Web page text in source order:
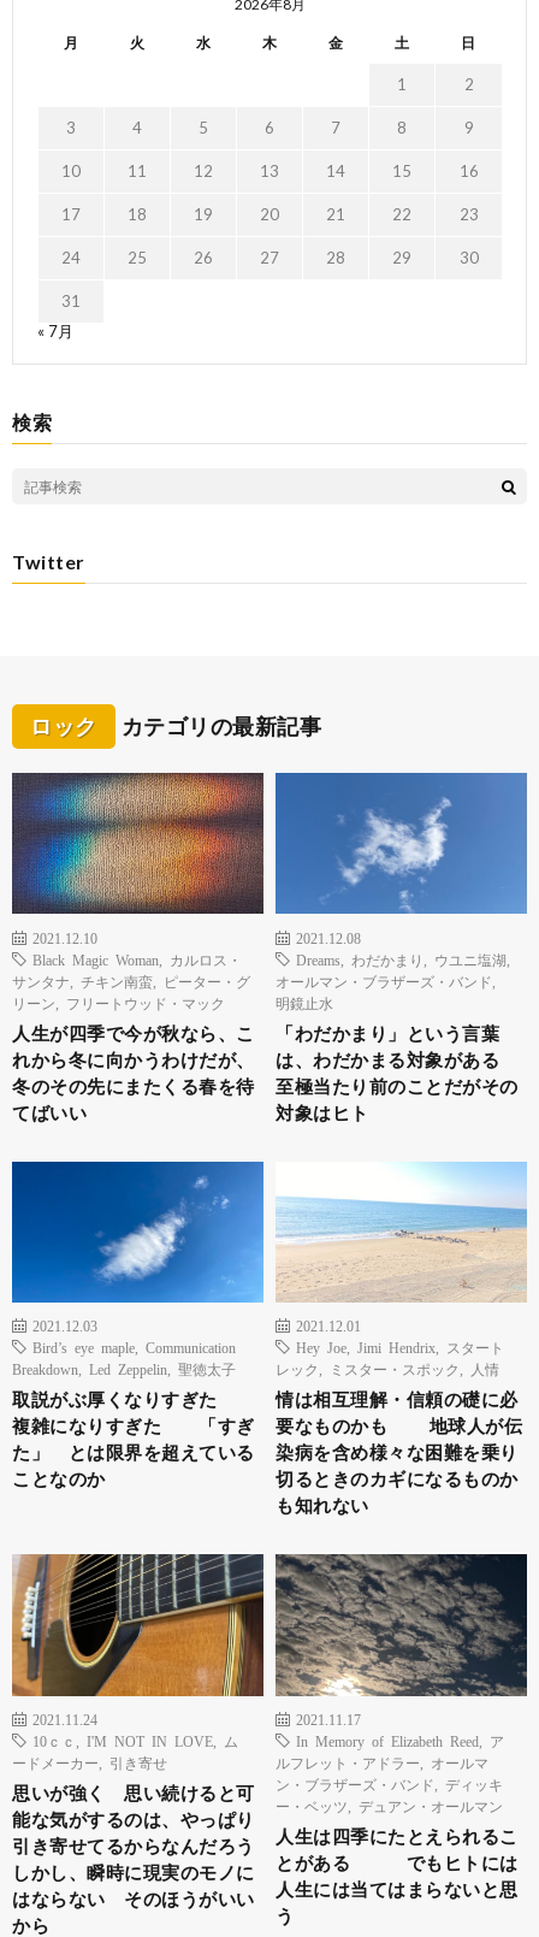
2026年8月
月 火 水 木 金 土 日
1 2
3 4 5 6 7 8 9
10 11 12 13 14 15 16
17 18 19 20 21 22 23
24 25 26 27 28 29 30
31
« 7月
検索
Twitter
ロック カテゴリの最新記事
2021.12.10
Black Magic Woman
カルロス・
サンタナ
チキン南蛮
ピーター・グ
リーン
フリートウッド・マック
人生が四季で今が秋なら、こ
れから冬に向かうわけだが、
冬のその先にまたくる春を待
てばいい
2021.12.08
Dreams
わだかまり ウユニ塩湖
オールマン・ブラザーズ・バンド
明鏡止水
「わだかまり」という言葉
は、わだかまる対象がある
至極当たり前のことだがその
対象はヒト
2021.12.03
Bird’s eye maple
Communication
Breakdown
Led Zeppelin 聖徳太子
取説がぶ厚くなりすぎた
複雑になりすぎた 「すぎ
た」 とは限界を超えている
ことなのか
2021.12.01
Hey Joe
Jimi Hendrix
スタート
レック
ミスター・スポック 人情
情は相互理解・信頼の礎に必
要なものかも 地球人が伝
染病を含め様々な困難を乗り
切るときのカギになるものか
も知れない
2021.11.24
10ｃｃ
I'M NOT IN LOVE
ム
ードメーカー
引き寄せ
思いが強く 思い続けると可
能な気がするのは、やっぱり
引き寄せてるからなんだろう
しかし、瞬時に現実のモノに
はならない そのほうがいい
から
2021.11.17
In Memory of Elizabeth Reed
ア
ルフレット・アドラー
オールマ
ン・ブラザーズ・バンド
ディッキ
ー・ベッツ
デュアン・オールマン
人生は四季にたとえられるこ
とがある でもヒトには
人生には当てはまらないと思
う